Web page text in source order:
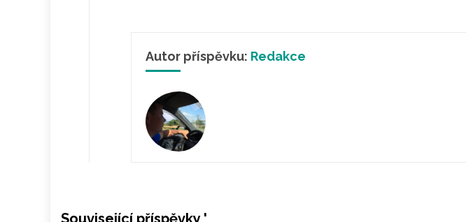
Autor příspěvku: Redakce
Související příspěvky '